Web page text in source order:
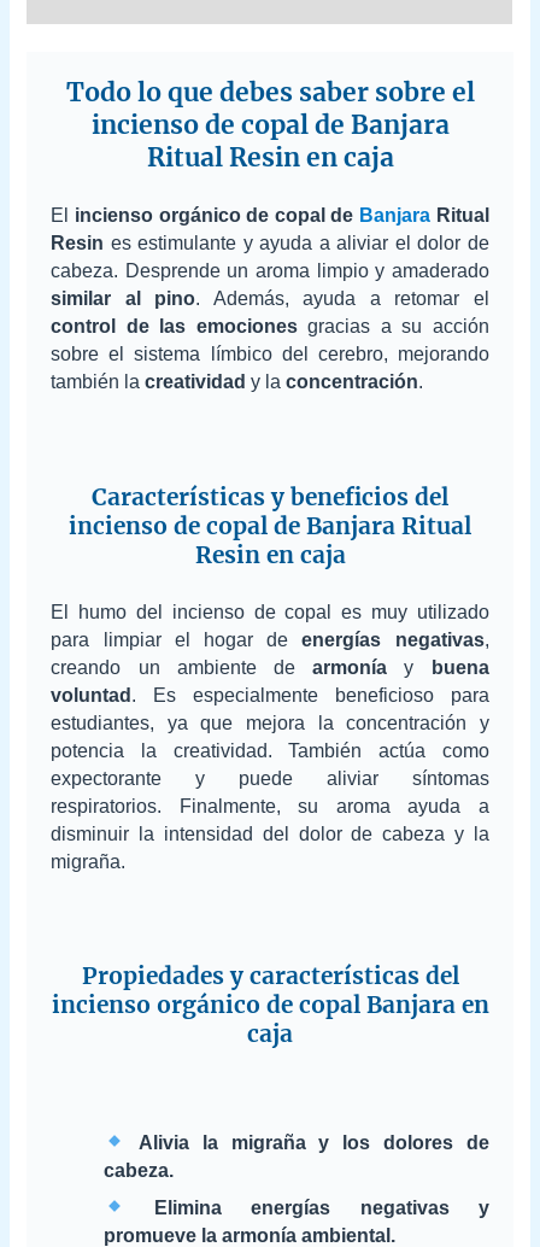
Todo lo que debes saber sobre el
incienso de copal de Banjara
Ritual Resin en caja
El incienso orgánico de copal de BanjaraRitual
Resin es estimulante y ayuda a aliviar el dolor de
cabeza. Desprende un aroma limpio y amaderado
similar al pino. Además, ayuda a retomar el
control de las emocionesgracias a su acción
sobre el sistema límbico del cerebro, mejorando
también lacreatividad y laconcentración.
Características y beneficios del
incienso de copal de Banjara Ritual
Resin en caja
El humo del incienso de copal es muy utilizado
para limpiar el hogar deenergías negativas,
creando un ambiente dearmonía y
buena
voluntad . Es especialmente beneficioso para
estudiantes, ya que mejora la concentración y
potencia la creatividad. También actúa como
expectorante y puede aliviar síntomas
respiratorios. Finalmente, su aroma ayuda a
disminuir la intensidad del dolor de cabeza y la
migraña.
Propiedades y características del
incienso orgánico de copal Banjara en
caja
Alivia la migraña y los dolores de
cabeza.
Elimina energías negativas y
promueve la armonía ambiental.